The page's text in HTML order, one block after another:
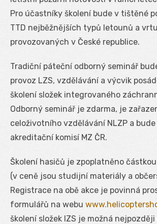
Pro účastníky školení bude v tištěné
TTD nejběžnějších typů letounů a
provozovaných v České republice.
Tradiční páteční odborný seminář
provoz LZS, vzdělávání a výcvik
školení složek integrovaného
Odborný seminář je zdarma, je
celoživotního vzdělávání NLZP a
akreditační komisí MZ ČR.
Školení hasičů je zpoplatněno
(v ceně jsou studijní materiály a
Registrace na obě akce je povinná
formulářů na webu
školení složek IZS je možná nejpozději